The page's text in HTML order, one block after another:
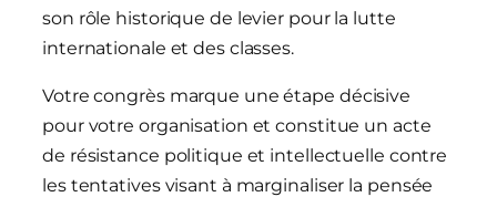
son rôle historique de levier pour la lutte
internationale et des classes.
Votre congrès marque une étape décisive
pour votre organisation et constitue un acte
de résistance politique et intellectuelle contre
les tentatives visant à marginaliser la pensée